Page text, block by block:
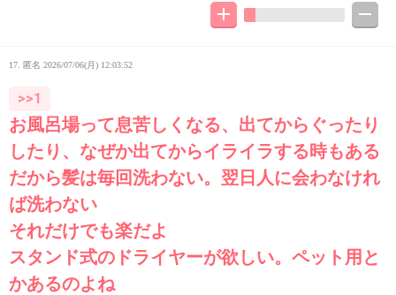
17. 匿名 2026/07/06(月) 12:03:52
>>1
お風呂場って息苦しくなる、出てからぐったり
したり、なぜか出てからイライラする時もある
だから髪は毎回洗わない。翌日人に会わなけれ
ば洗わない
それだけでも楽だよ
スタンド式のドライヤーが欲しい。ペット用と
かあるのよね